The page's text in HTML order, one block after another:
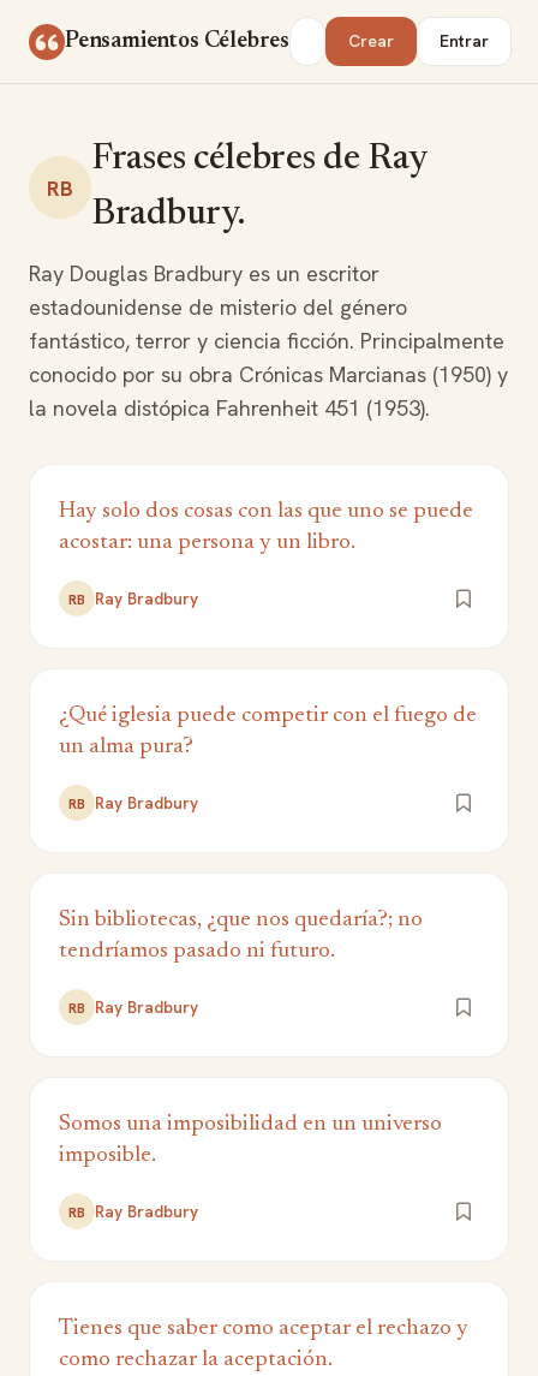
Pensamientos Célebres Buscar Crear Entrar
RB
Frases célebres de Ray
Bradbury.
Ray Douglas Bradbury es un escritor
estadounidense de misterio del género
fantástico, terror y ciencia ficción. Principalmente
conocido por su obra Crónicas Marcianas (1950) y
la novela distópica Fahrenheit 451 (1953).
Hay solo dos cosas con las que uno se puede
acostar: una persona y un libro.
RB Ray Bradbury
¿Qué iglesia puede competir con el fuego de
un alma pura?
RB Ray Bradbury
Sin bibliotecas, ¿que nos quedaría?; no
tendríamos pasado ni futuro.
RB Ray Bradbury
Somos una imposibilidad en un universo
imposible.
RB Ray Bradbury
Tienes que saber como aceptar el rechazo y
como rechazar la aceptación.